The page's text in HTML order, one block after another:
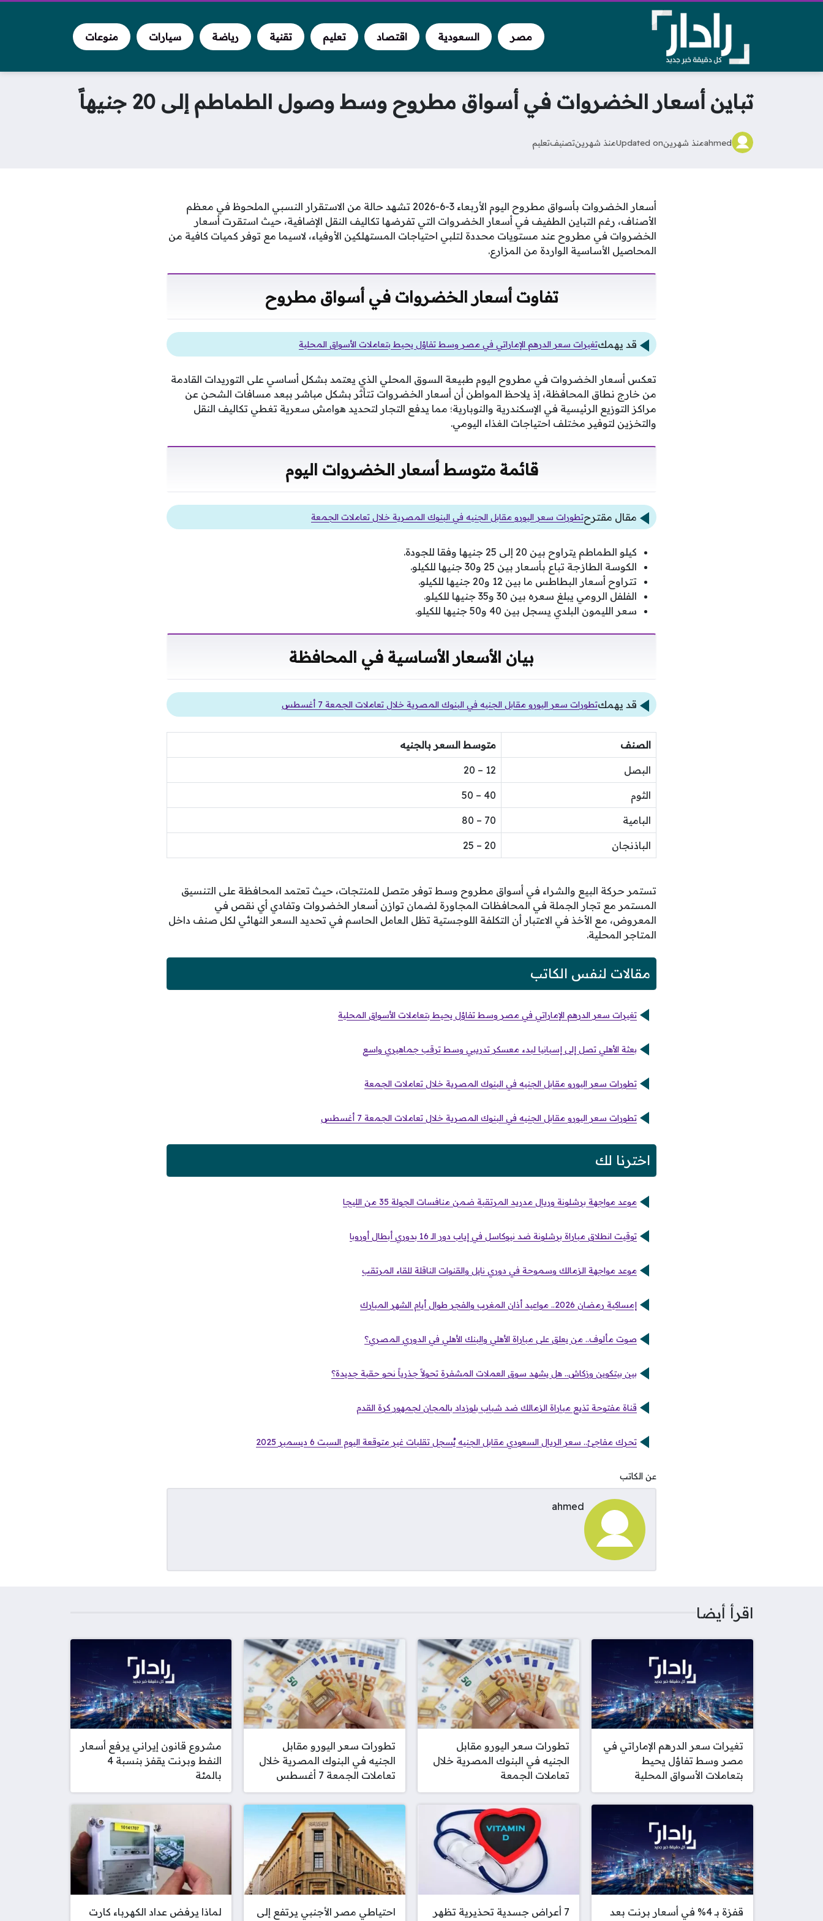
مصر السعودية اقتصاد تعليم تقنية رياضة سيارات منوعات
تباين أسعار الخضروات في أسواق مطروح وسط وصول الطماطم إلى 20 جنيهاً
ahmedمنذ شهرينUpdated onمنذ شهرينتصنيفتعليم
أسعار الخضروات بأسواق مطروح اليوم الأربعاء 3-6-2026 تشهد حالة من الاستقرار النسبي الملحوظ في معظم
الأصناف، رغم التباين الطفيف في أسعار الخضروات التي تفرضها تكاليف النقل الإضافية، حيث استقرت أسعار
الخضروات في مطروح عند مستويات محددة لتلبي احتياجات المستهلكين الأوفياء، لاسيما مع توفر كميات كافية من
المحاصيل الأساسية الواردة من المزارع.
تفاوت أسعار الخضروات في أسواق مطروح
قد يهمكتغيرات سعر الدرهم الإماراتي في مصر وسط تفاؤل يحيط بتعاملات الأسواق المحلية
تعكس أسعار الخضروات في مطروح اليوم طبيعة السوق المحلي الذي يعتمد بشكل أساسي على التوريدات القادمة
من خارج نطاق المحافظة، إذ يلاحظ المواطن أن أسعار الخضروات تتأثر بشكل مباشر ببعد مسافات الشحن عن
مراكز التوزيع الرئيسية في الإسكندرية والنوبارية؛ مما يدفع التجار لتحديد هوامش سعرية تغطي تكاليف النقل
والتخزين لتوفير مختلف احتياجات الغذاء اليومي.
قائمة متوسط أسعار الخضروات اليوم
مقال مقترحتطورات سعر اليورو مقابل الجنيه في البنوك المصرية خلال تعاملات الجمعة
كيلو الطماطم يتراوح بين 20 إلى 25 جنيها وفقا للجودة.
الكوسة الطازجة تباع بأسعار بين 25 و30 جنيها للكيلو.
تتراوح أسعار البطاطس ما بين 12 و20 جنيها للكيلو.
الفلفل الرومي يبلغ سعره بين 30 و35 جنيها للكيلو.
سعر الليمون البلدي يسجل بين 40 و50 جنيها للكيلو.
بيان الأسعار الأساسية في المحافظة
قد يهمكتطورات سعر اليورو مقابل الجنيه في البنوك المصرية خلال تعاملات الجمعة 7 أغسطس
الصنف متوسط السعر بالجنيه
البصل 12 – 20
الثوم 40 – 50
البامية 70 – 80
الباذنجان 20 – 25
تستمر حركة البيع والشراء في أسواق مطروح وسط توفر متصل للمنتجات، حيث تعتمد المحافظة على التنسيق
المستمر مع تجار الجملة في المحافظات المجاورة لضمان توازن أسعار الخضروات وتفادي أي نقص في
المعروض، مع الأخذ في الاعتبار أن التكلفة اللوجستية تظل العامل الحاسم في تحديد السعر النهائي لكل صنف داخل
المتاجر المحلية.
مقالات لنفس الكاتب
تغيرات سعر الدرهم الإماراتي في مصر وسط تفاؤل يحيط بتعاملات الأسواق المحلية
بعثة الأهلي تصل إلى إسبانيا لبدء معسكر تدريبي وسط ترقب جماهيري واسع
تطورات سعر اليورو مقابل الجنيه في البنوك المصرية خلال تعاملات الجمعة
تطورات سعر اليورو مقابل الجنيه في البنوك المصرية خلال تعاملات الجمعة 7 أغسطس
اخترنا لك
موعد مواجهة برشلونة وريال مدريد المرتقبة ضمن منافسات الجولة 35 من الليجا
توقيت انطلاق مباراة برشلونة ضد نيوكاسل في إياب دور الـ 16 بدوري أبطال أوروبا
موعد مواجهة الزمالك وسموحة في دوري نايل والقنوات الناقلة للقاء المرتقب
إمساكية رمضان 2026.. مواعيد أذان المغرب والفجر طوال أيام الشهر المبارك
صوت مألوف.. من يعلق على مباراة الأهلي والبنك الأهلي في الدوري المصري؟
بين بيتكوين وزكاش.. هل يشهد سوق العملات المشفرة تحولاً جذرياً نحو حقبة جديدة؟
قناة مفتوحة تذيع مباراة الزمالك ضد شباب بلوزداد بالمجان لجمهور كرة القدم
تحرك مفاجئ.. سعر الريال السعودي مقابل الجنيه يُسجل تقلبات غير متوقعة اليوم السبت 6 ديسمبر 2025
عن الكاتب
ahmed
اقرأ أيضا
تغيرات سعر الدرهم الإماراتي في
مصر وسط تفاؤل يحيط
بتعاملات الأسواق المحلية
تطورات سعر اليورو مقابل
الجنيه في البنوك المصرية خلال
تعاملات الجمعة
تطورات سعر اليورو مقابل
الجنيه في البنوك المصرية خلال
تعاملات الجمعة 7 أغسطس
مشروع قانون إيراني يرفع أسعار
النفط وبرنت يقفز بنسبة 4
بالمئة
قفزة بـ 4% في أسعار برنت بعد
7 أعراض جسدية تحذيرية تظهر
احتياطي مصر الأجنبي يرتفع إلى
لماذا يرفض عداد الكهرباء كارت